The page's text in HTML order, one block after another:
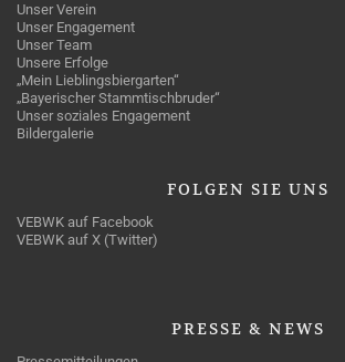
Unser Verein
Unser Engagement
Unser Team
Unsere Erfolge
„Mein Lieblingsbiergarten“
„Bayerischer Stammtischbruder“
Unser soziales Engagement
Bildergalerie
FOLGEN SIE UNS
VEBWK auf Facebook
VEBWK auf X (Twitter)
PRESSE & NEWS